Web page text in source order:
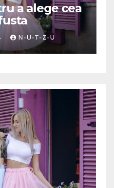
a alege cea
N-U-T-Z-U